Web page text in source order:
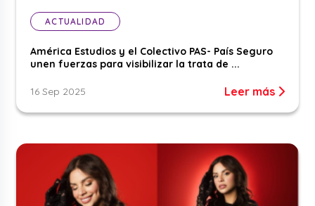
ACTUALIDAD
América Estudios y el Colectivo PAS- País Seguro
unen fuerzas para visibilizar la trata de ...
16 Sep 2025 Leer más